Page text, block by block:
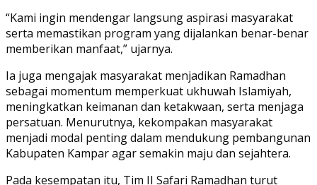
“Kami ingin mendengar langsung aspirasi masyarakat
serta memastikan program yang dijalankan benar-benar
memberikan manfaat,” ujarnya.
Ia juga mengajak masyarakat menjadikan Ramadhan
sebagai momentum memperkuat ukhuwah Islamiyah,
meningkatkan keimanan dan ketakwaan, serta menjaga
persatuan. Menurutnya, kekompakan masyarakat
menjadi modal penting dalam mendukung pembangunan
Kabupaten Kampar agar semakin maju dan sejahtera.
Pada kesempatan itu, Tim II Safari Ramadhan turut